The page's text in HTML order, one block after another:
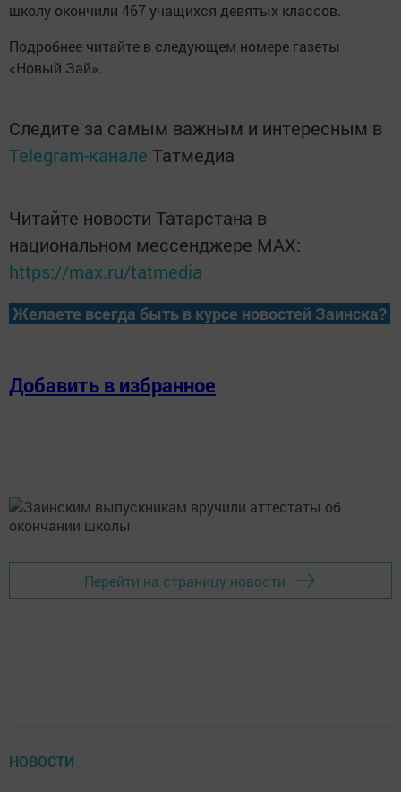
школу окончили 467 учащихся девятых классов.
Подробнее читайте в следующем номере газеты
«Новый Зай».
Следите за самым важным и интересным в
Telegram-канале Татмедиа
Читайте новости Татарстана в
национальном мессенджере MАХ:
https://max.ru/tatmedia
Желаете всегда быть в курсе новостей Заинска?
Добавить в избранное
Перейти на страницу новости
НОВОСТИ